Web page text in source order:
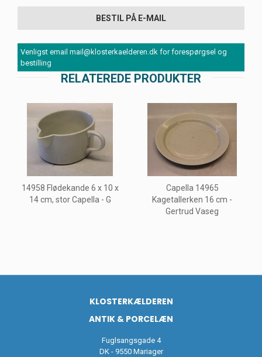
BESTIL PÅ E-MAIL
Venligst email mail@klosterkaelderen.dk for forespørgsel og
bestilling
RELATEREDE PRODUKTER
14958 Flødekande 6 x 10 x
14 cm, stor Capella - G
Capella 14965
Kagetallerken 16 cm -
Gertrud Vaseg
KLOSTERKÆLDEREN
ANTIK & PORCELÆN
Fuglsangsgade 4
DK - 9550 Mariager